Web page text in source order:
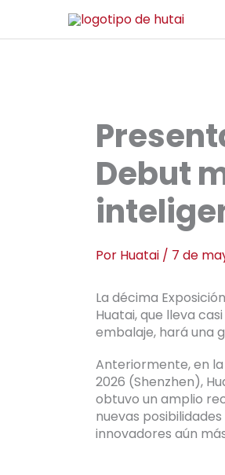
Debut
Por Huatai / 7 de
La décima
Huatai, que lleva
embalaje, hará una
Anteriormente, en
2026 (Shenzhen),
obtuvo un amplio
nuevas
innovadores aún